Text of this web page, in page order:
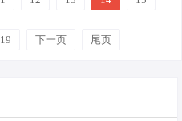
案，以防万一。 注册地址：
园区提供免费注册地址，比
件、联系方式等，确保信…
用园区提供的虚拟注册地址
例如，上海爱税宝园区就提
册地址服务，轻松解决无实
19 下一页 尾页